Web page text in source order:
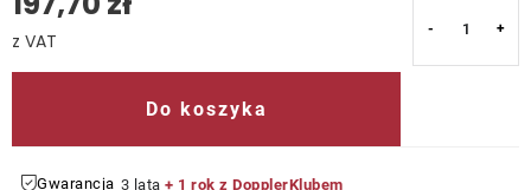
Do koszyka
Gwarancja 3 lata + 1 rok z DopplerKlubem